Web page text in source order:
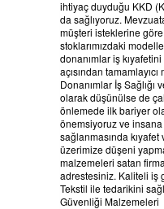
BELGELERIMIZ
HABERLER
REFERANSLAR
KAMPANYA
SİPARİŞ LİSTESİ
İLETİŞİM
ihtiyaç duyduğu KKD
da sağlıyoruz.
müşteri isteklerine
stoklarımızdaki
donanımlar iş
açısından
Donanımlar İş
olarak düşünülse de
önlemede ilk bariyer
önemsiyoruz ve insana
sağlanmasında
üzerimize düşeni
malzemeleri satan
adrestesiniz. Kaliteli iş
Tekstil ile tedarikini
Güvenliği Malzemeleri